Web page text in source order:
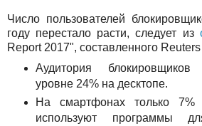
Число пользователей
году перестало расти, следует из
Report 2017", составленного
Аудитория
уровне 24% на десктопе.
На смартфонах только 7%
используют программы